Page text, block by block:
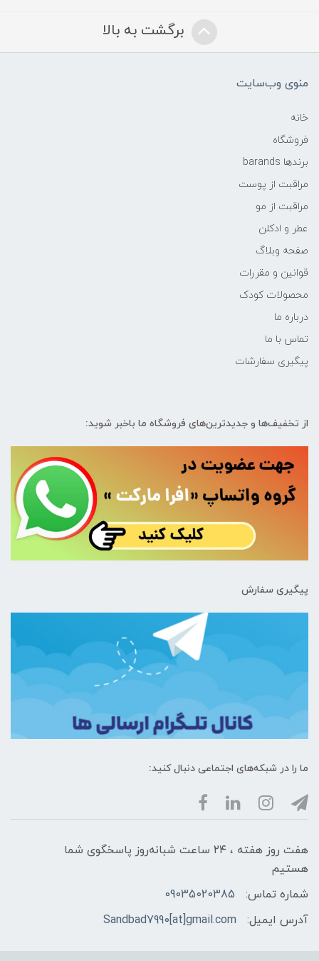
برگشت به بالا
منوی وب‌سایت
خانه
فروشگاه
برندها barands
مراقبت از پوست
مراقبت از مو
عطر و ادکلن
صفحه وبلاگ
قوانین و مقررات
محصولات کودک
درباره ما
تماس با ما
پیگیری سفارشات
از تخفیف‌ها و جدیدترین‌های فروشگاه ما باخبر شوید:
پیگیری سفارش
ما را در شبکه‌های اجتماعی دنبال کنید:
هفت روز هفته ، ۲۴ ساعت شبانه‌روز پاسخگوی شما
هستیم
شماره تماس:
09035020385
آدرس ایمیل:
Sandbad7990[at]gmail.com